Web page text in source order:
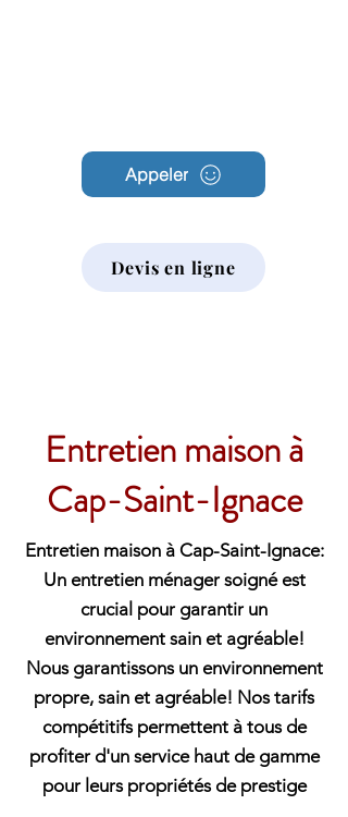
Appeler
Devis en ligne
Entretien maison à
Cap-Saint-Ignace
Entretien maison à Cap-Saint-Ignace:
Un entretien ménager soigné est
crucial pour garantir un
environnement sain et agréable!
Nous garantissons un environnement
propre, sain et agréable! Nos tarifs
compétitifs permettent à tous de
profiter d'un service haut de gamme
pour leurs propriétés de prestige